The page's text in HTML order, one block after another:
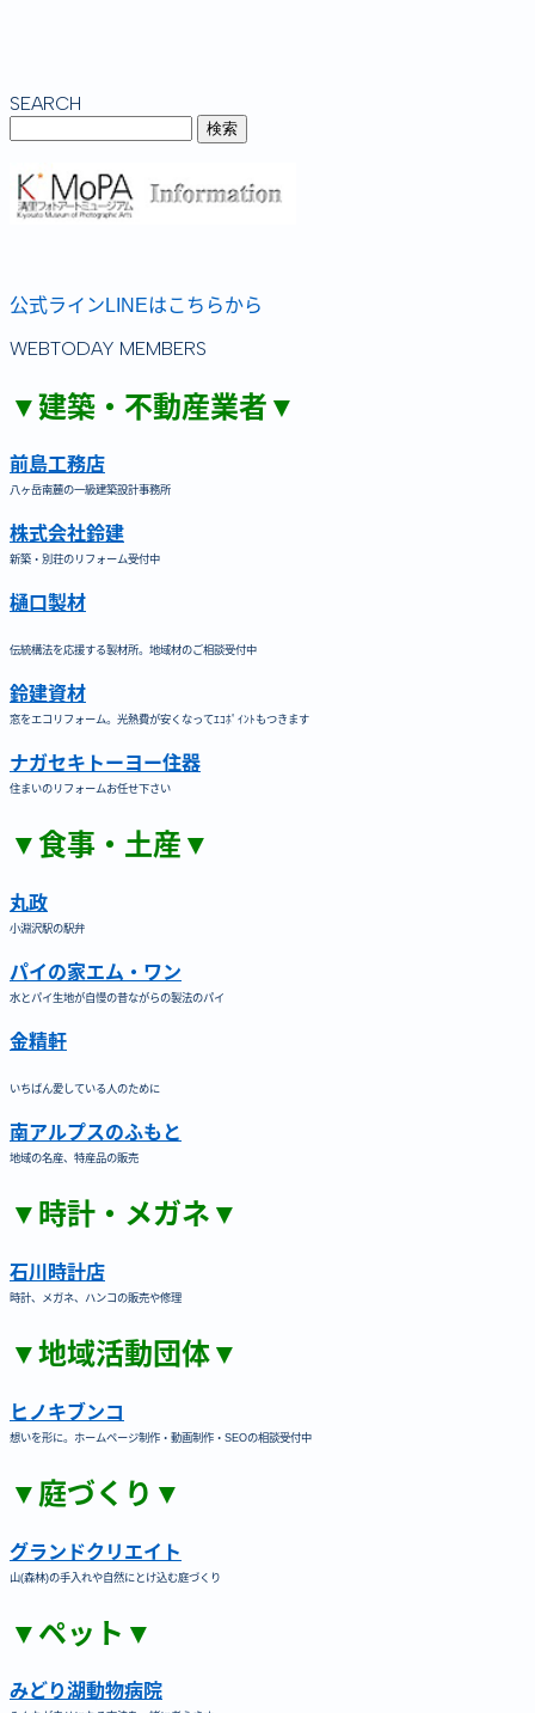
SEARCH
公式ラインLINEはこちらから
WEBTODAY MEMBERS
▼建築・不動産業者▼
前島工務店
八ヶ岳南麓の一級建築設計事務所
株式会社鈴建
新築・別荘のリフォーム受付中
樋口製材
伝統構法を応援する製材所。地域材のご相談受付中
鈴建資材
窓をエコリフォーム。光熱費が安くなってｴｺﾎﾟｲﾝﾄもつきます
ナガセキトーヨー住器
住まいのリフォームお任せ下さい
▼食事・土産▼
丸政
小淵沢駅の駅弁
パイの家エム・ワン
水とパイ生地が自慢の昔ながらの製法のパイ
金精軒
いちばん愛している人のために
南アルプスのふもと
地域の名産、特産品の販売
▼時計・メガネ▼
石川時計店
時計、メガネ、ハンコの販売や修理
▼地域活動団体▼
ヒノキブンコ
想いを形に。ホームページ制作・動画制作・SEOの相談受付中
▼庭づくり▼
グランドクリエイト
山(森林)の手入れや自然にとけ込む庭づくり
▼ペット▼
みどり湖動物病院